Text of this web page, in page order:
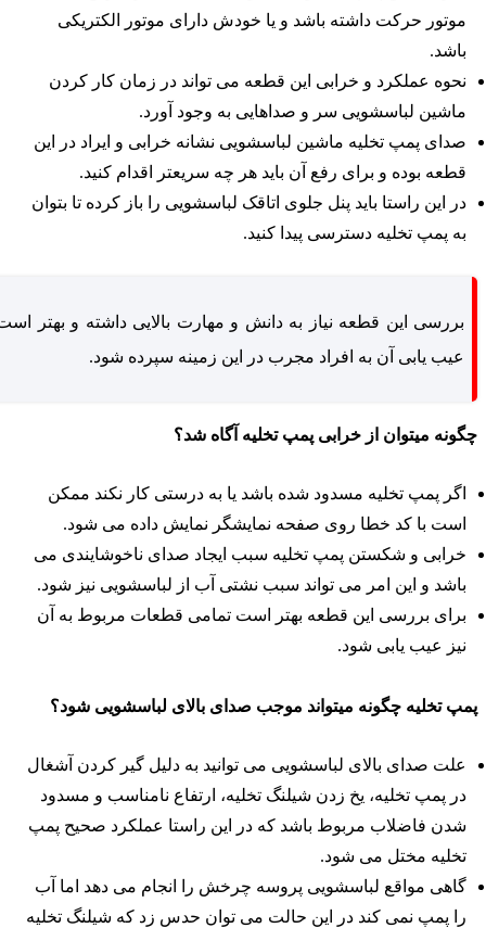
موتور حرکت داشته باشد و یا خودش دارای موتور الکتریکی
باشد.
نحوه عملکرد و خرابی این قطعه می تواند در زمان کار کردن
ماشین لباسشویی سر و صداهایی به وجود آورد.
صدای پمپ تخلیه ماشین لباسشویی نشانه خرابی و ایراد در این
قطعه بوده و برای رفع آن باید هر چه سریعتر اقدام کنید.
در این راستا باید پنل جلوی اتاقک لباسشویی را باز کرده تا بتوان
به پمپ تخلیه دسترسی پیدا کنید.
بررسی این قطعه نیاز به دانش و مهارت بالایی داشته و بهتر است
عیب یابی آن به افراد مجرب در این زمینه سپرده شود.
میتوان از خرابی پمپ تخلیه آگاه شد؟
اگر پمپ تخلیه مسدود شده باشد یا به درستی کار نکند ممکن
است با کد خطا روی صفحه نمایشگر نمایش داده می شود.
خرابی و شکستن پمپ تخلیه سبب ایجاد صدای ناخوشایندی می
باشد و این امر می تواند سبب نشتی آب از لباسشویی نیز شود.
برای بررسی این قطعه بهتر است تمامی قطعات مربوط به آن
نیز عیب یابی شود.
تخلیه چگونه میتواند موجب صدای بالای لباسشویی شود؟
علت صدای بالای لباسشویی می توانید به دلیل گیر کردن آشغال
در پمپ تخلیه، یخ زدن شیلنگ تخلیه، ارتفاع نامناسب و مسدود
شدن فاضلاب مربوط باشد که در این راستا عملکرد صحیح پمپ
تخلیه مختل می شود.
گاهی مواقع لباسشویی پروسه چرخش را انجام می دهد اما آب
را پمپ نمی کند در این حالت می توان حدس زد که شیلنگ تخلیه